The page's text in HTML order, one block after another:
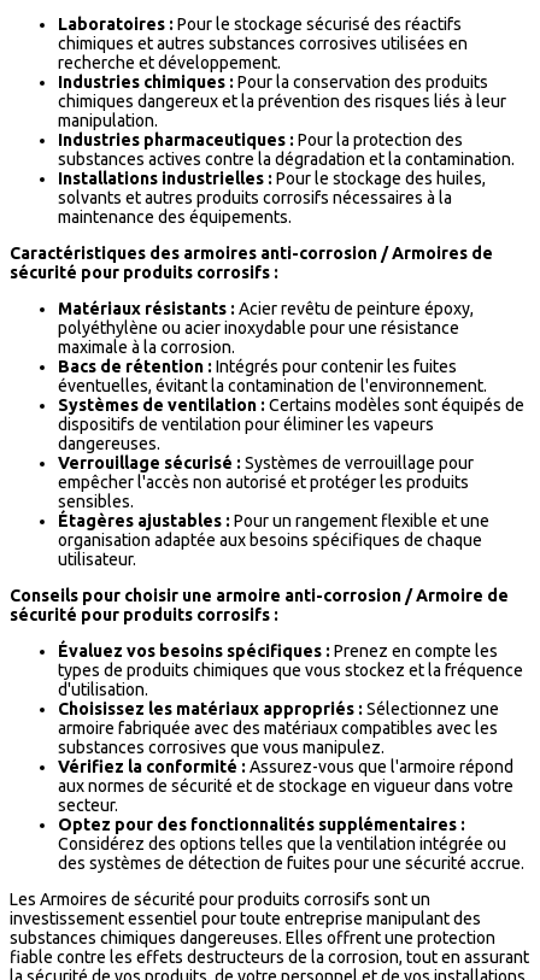
Laboratoires : Pour le stockage sécurisé des réactifs
chimiques et autres substances corrosives utilisées en
recherche et développement.
Industries chimiques : Pour la conservation des produits
chimiques dangereux et la prévention des risques liés à leur
manipulation.
Industries pharmaceutiques : Pour la protection des
substances actives contre la dégradation et la contamination.
Installations industrielles : Pour le stockage des huiles,
solvants et autres produits corrosifs nécessaires à la
maintenance des équipements.
Caractéristiques des armoires anti-corrosion / Armoires de
sécurité pour produits corrosifs :
Matériaux résistants : Acier revêtu de peinture époxy,
polyéthylène ou acier inoxydable pour une résistance
maximale à la corrosion.
Bacs de rétention : Intégrés pour contenir les fuites
éventuelles, évitant la contamination de l'environnement.
Systèmes de ventilation : Certains modèles sont équipés de
dispositifs de ventilation pour éliminer les vapeurs
dangereuses.
Verrouillage sécurisé : Systèmes de verrouillage pour
empêcher l'accès non autorisé et protéger les produits
sensibles.
Étagères ajustables : Pour un rangement flexible et une
organisation adaptée aux besoins spécifiques de chaque
utilisateur.
Conseils pour choisir une armoire anti-corrosion / Armoire de
sécurité pour produits corrosifs :
Évaluez vos besoins spécifiques : Prenez en compte les
types de produits chimiques que vous stockez et la fréquence
d'utilisation.
Choisissez les matériaux appropriés : Sélectionnez une
armoire fabriquée avec des matériaux compatibles avec les
substances corrosives que vous manipulez.
Vérifiez la conformité : Assurez-vous que l'armoire répond
aux normes de sécurité et de stockage en vigueur dans votre
secteur.
Optez pour des fonctionnalités supplémentaires :
Considérez des options telles que la ventilation intégrée ou
des systèmes de détection de fuites pour une sécurité accrue.
Les Armoires de sécurité pour produits corrosifs sont un
investissement essentiel pour toute entreprise manipulant des
substances chimiques dangereuses. Elles offrent une protection
fiable contre les effets destructeurs de la corrosion, tout en assurant